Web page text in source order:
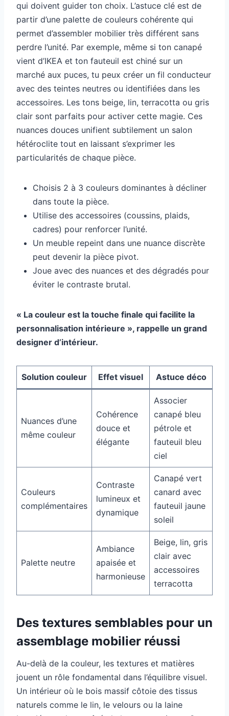
qui doivent guider ton choix. L’astuce clé est de
partir d’une palette de couleurs cohérente qui
permet d’assembler mobilier très différent sans
perdre l’unité. Par exemple, même si ton canapé
vient d’IKEA et ton fauteuil est chiné sur un
marché aux puces, tu peux créer un fil conducteur
avec des teintes neutres ou identifiées dans les
accessoires. Les tons beige, lin, terracotta ou gris
clair sont parfaits pour activer cette magie. Ces
nuances douces unifient subtilement un salon
hétéroclite tout en laissant s’exprimer les
particularités de chaque pièce.
Choisis 2 à 3 couleurs dominantes à décliner
dans toute la pièce.
Utilise des accessoires (coussins, plaids,
cadres) pour renforcer l’unité.
Un meuble repeint dans une nuance discrète
peut devenir la pièce pivot.
Joue avec des nuances et des dégradés pour
éviter le contraste brutal.
« La couleur est la touche finale qui facilite la
personnalisation intérieure », rappelle un grand
designer d’intérieur.
Solution couleur Effet visuel Astuce déco
Nuances d’une
même couleur
Cohérence
douce et
élégante
Associer
canapé bleu
pétrole et
fauteuil bleu
ciel
Couleurs
complémentaires
Contraste
lumineux et
dynamique
Canapé vert
canard avec
fauteuil jaune
soleil
Palette neutre
Ambiance
apaisée et
harmonieuse
Beige, lin, gris
clair avec
accessoires
terracotta
Des textures semblables pour un
assemblage mobilier réussi
Au-delà de la couleur, les textures et matières
jouent un rôle fondamental dans l’équilibre visuel.
Un intérieur où le bois massif côtoie des tissus
naturels comme le lin, le velours ou la laine